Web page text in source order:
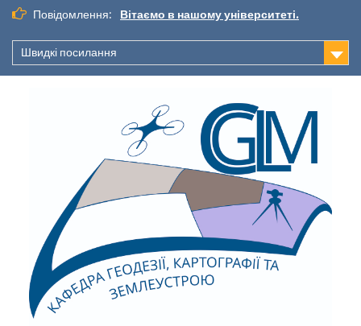
Повідомлення: Вітаємо в нашому університеті.
Швидкі посилання